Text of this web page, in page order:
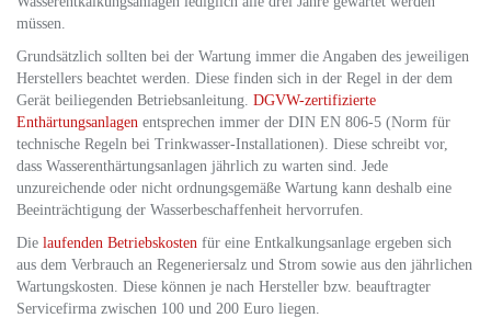
müssen.
Grundsätzlich sollten bei der Wartung immer die Angaben des jeweiligen
Herstellers beachtet werden. Diese finden sich in der Regel in der dem
Gerät beiliegenden Betriebsanleitung. DGVW-zertifizierte
Enthärtungsanlagen entsprechen immer der DIN EN 806-5 (Norm für
technische Regeln bei Trinkwasser-Installationen). Diese schreibt vor,
dass Wasserenthärtungsanlagen jährlich zu warten sind. Jede
unzureichende oder nicht ordnungsgemäße Wartung kann deshalb eine
Beeinträchtigung der Wasserbeschaffenheit hervorrufen.
Die laufenden Betriebskosten für eine Entkalkungsanlage ergeben sich
aus dem Verbrauch an Regeneriersalz und Strom sowie aus den jährlichen
Wartungskosten. Diese können je nach Hersteller bzw. beauftragter
Servicefirma zwischen 100 und 200 Euro liegen.